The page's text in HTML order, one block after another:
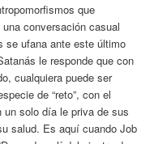
que
conversación casual
se ufana ante este último
le responde que con
cualquiera puede ser
de “reto”, con el
solo día le priva de sus
salud. Es aquí cuando Job